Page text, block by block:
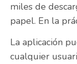
miles de
papel. En la
La aplicación
cualquier